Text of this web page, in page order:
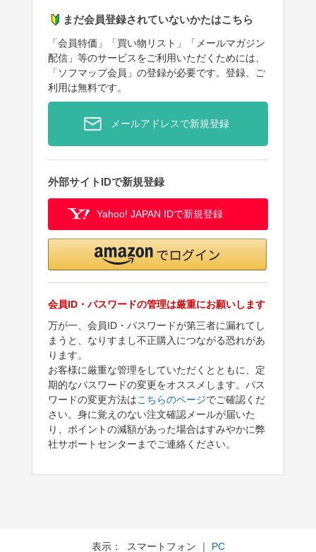
まだ会員登録されていないかたはこちら
「会員特価」「買い物リスト」「メールマガジン
配信」等のサービスをご利用いただくためには、
「ソフマップ会員」の登録が必要です。登録、ご
利用は無料です。
メールアドレスで新規登録
外部サイトIDで新規登録
Yahoo! JAPAN IDで新規登録
会員ID・パスワードの管理は厳重にお願いします
万が一、会員ID・パスワードが第三者に漏れてし
まうと、なりすまし不正購入につながる恐れがあ
ります。
お客様に厳重な管理をしていただくとともに、定
期的なパスワードの変更をオススメします。パス
ワードの変更方法はこちらのページでご確認くだ
さい。身に覚えのない注文確認メールが届いた
り、ポイントの減額があった場合はすみやかに弊
社サポートセンターまでご連絡ください。
表示： スマートフォン ｜ PC